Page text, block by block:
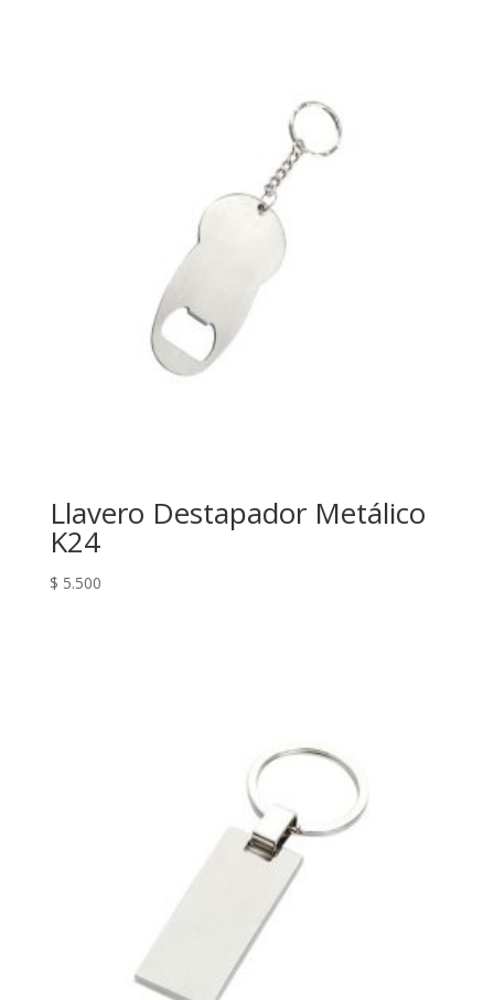
Llavero Destapador Metálico
K24
$ 5.500